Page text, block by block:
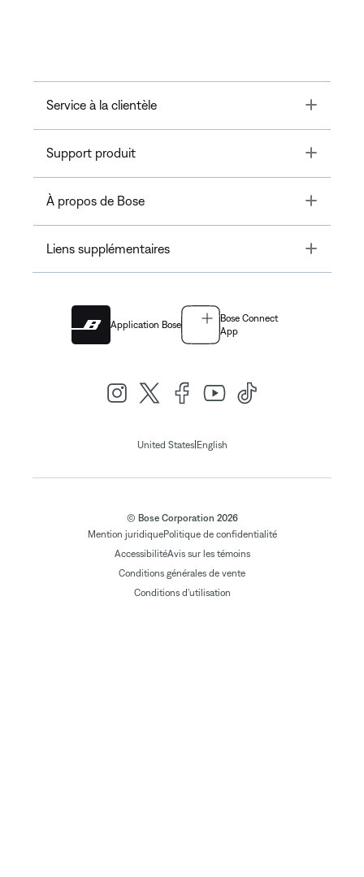
Service à la clientèle Toggle
Support produit Toggle
À propos de Bose Toggle
Liens supplémentaires Toggle
Application Bose
Bose Connect
App
United States| English
© Bose Corporation 2026
Mention juridiquePolitique de confidentialité
AccessibilitéAvis sur les témoins
Conditions générales de vente
Conditions d'utilisation